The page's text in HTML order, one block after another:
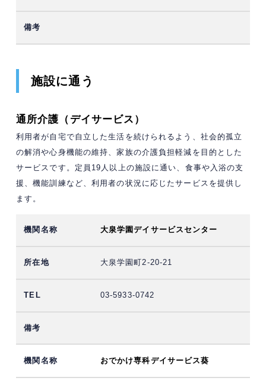
施設に通う
通所介護（デイサービス）
利用者が自宅で自立した生活を続けられるよう、社会的孤立
の解消や心身機能の維持、家族の介護負担軽減を目的とした
サービスです。定員19人以上の施設に通い、食事や入浴の支
援、機能訓練など、利用者の状況に応じたサービスを提供し
ます。
大泉学園デイサービスセンター
大泉学園町2-20-21
03-5933-0742
おでかけ専科デイサービス葵